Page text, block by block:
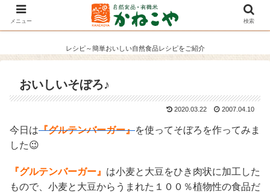
レシピ～簡単おいしい自然食品レシピをご紹介
おいしいそぼろ♪
2020.03.22 2007.04.10
今日は『グルテンバーガー』を使ってそぼろを作ってみま
した😉
『グルテンバーガー』 は小麦と大豆をひき肉状に加工した
もので、小麦と大豆からうまれた１００％植物性の食品だ
メニュー 検索